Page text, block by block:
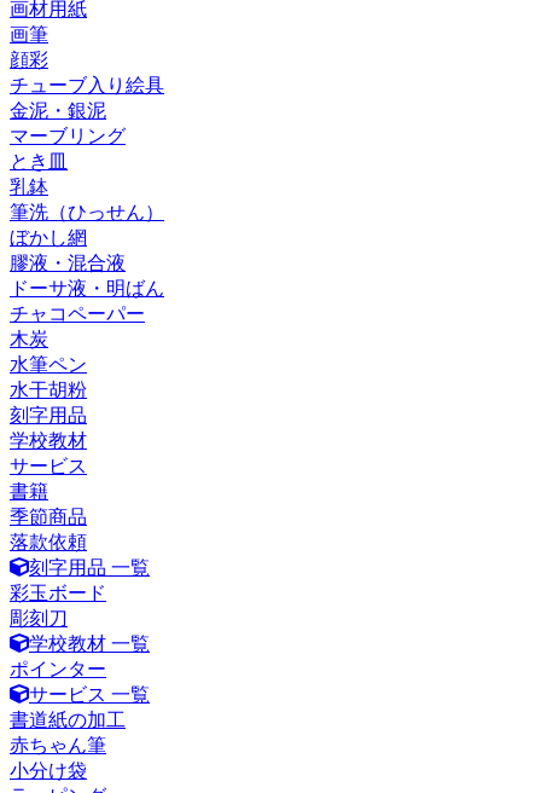
画材用紙
画筆
顔彩
チューブ入り絵具
金泥・銀泥
マーブリング
とき皿
乳鉢
筆洗（ひっせん）
ぼかし網
膠液・混合液
ドーサ液・明ばん
チャコペーパー
木炭
水筆ペン
水干胡粉
刻字用品
学校教材
サービス
書籍
季節商品
落款依頼
刻字用品 一覧
彩玉ボード
彫刻刀
学校教材 一覧
ポインター
サービス 一覧
書道紙の加工
赤ちゃん筆
小分け袋